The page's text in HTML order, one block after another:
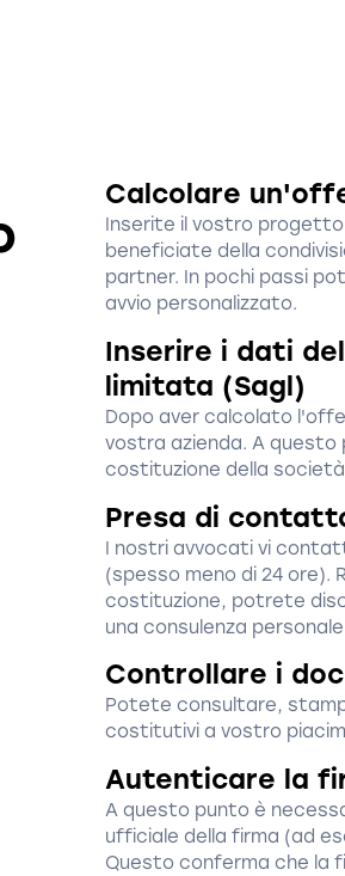
Calcolare
Inserite il vostro
beneficiate della
partner. In pochi passi
avvio personalizzato.
Inserire i dati
limitata (Sagl)
Dopo aver calcolato
vostra azienda. A questo
costituzione della
Presa di
I nostri avvocati vi
(spesso meno di 24
costituzione, potrete
una consulenza
Controllare i
Potete consultare,
costitutivi a vostro
Autenticare la
A questo punto è
ufficiale della firma (ad
Questo conferma che la